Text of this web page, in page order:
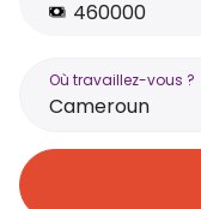
Où travaillez-vous ?
Cameroun